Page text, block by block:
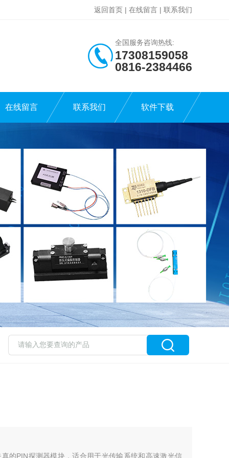
返回首页 | 在线留言 | 联系我们
全国服务咨询热线:
17308159058
0816-2384466
在线留言 联系我们 软件下载
的PIN探测器模块，适合用于光传输系统和高速激光信